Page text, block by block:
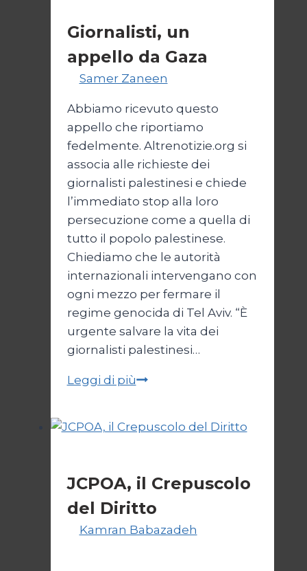
Giornalisti, un
appello da Gaza
Samer Zaneen
Abbiamo ricevuto questo
appello che riportiamo
fedelmente. Altrenotizie.org si
associa alle richieste dei
giornalisti palestinesi e chiede
l’immediato stop alla loro
persecuzione come a quella di
tutto il popolo palestinese.
Chiediamo che le autorità
internazionali intervengano con
ogni mezzo per fermare il
regime genocida di Tel Aviv. “È
urgente salvare la vita dei
giornalisti palestinesi…
Leggi di piùGiornalisti,
da
JCPOA, il Crepuscolo
del Diritto
Kamran Babazadeh